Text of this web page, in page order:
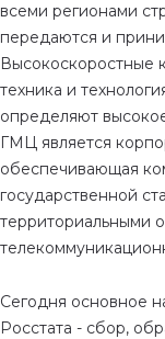
всеми регионами
передаются и
Высокоскоростные
техника и
определяют
ГМЦ является
обеспечивающая
государственной
территориальными
Сегодня основное
Росстата - сбор,